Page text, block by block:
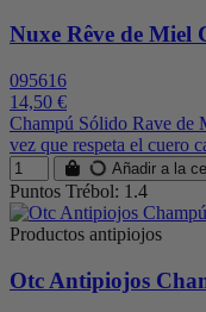
Nuxe Rêve de Miel
095616
14,50 €
Champú Sólido Rave de
vez que respeta el cuero
Añadir a la
Puntos Trébol: 1.4
Productos antipiojos
Otc Antipiojos